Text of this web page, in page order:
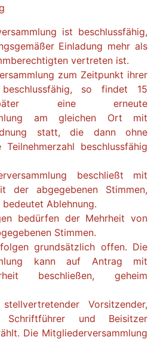
ist beschlussfähig,
Einladung mehr als
vertreten ist.
zum Zeitpunkt ihrer
so findet 15
eine erneute
am gleichen Ort mit
statt, die dann ohne
beschlussfähig
beschließt mit
der abgegebenen Stimmen,
Ablehnung.
bedürfen der Mehrheit von
Stimmen.
grundsätzlich offen. Die
kann auf Antrag mit
beschließen, geheim
Vorsitzender,
Schriftführer und Beisitzer
Die Mitgliederversammlung